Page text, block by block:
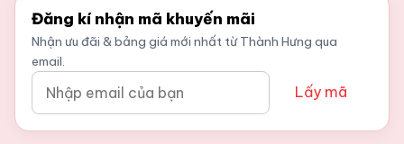
Đăng kí nhận mã khuyến mãi
Nhận ưu đãi & bảng giá mới nhất từ Thành Hưng qua
email.
Lấy mã